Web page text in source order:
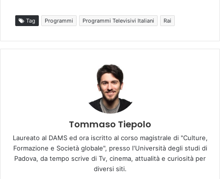
Tag Programmi Programmi Televisivi Italiani Rai
Tommaso Tiepolo
Laureato al DAMS ed ora iscritto al corso magistrale di "Culture,
Formazione e Società globale", presso l'Università degli studi di
Padova, da tempo scrive di Tv, cinema, attualità e curiosità per
diversi siti.